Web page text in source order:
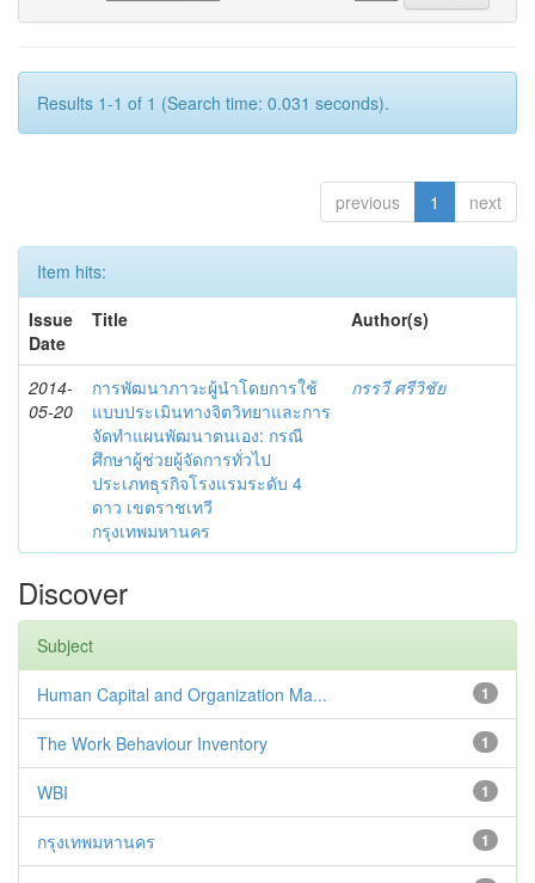
Results 1-1 of 1 (Search time: 0.031 seconds).
previous 1 next
Item hits:
Issue
Date
Title Author(s)
2014-
05-20
การพัฒนาภาวะผู้นำโดยการใช้
แบบประเมินทางจิตวิทยาและการ
จัดทำแผนพัฒนาตนเอง: กรณี
ศึกษาผู้ช่วยผู้จัดการทั่วไป
ประเภทธุรกิจโรงแรมระดับ 4
ดาว เขตราชเทวี
กรุงเทพมหานคร
กรรวี ศรีวิชัย
Discover
Subject
1
Human Capital and Organization Ma...
1
The Work Behaviour Inventory
1
WBI
1
กรุงเทพมหานคร